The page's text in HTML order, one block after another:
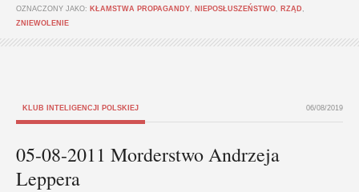
OZNACZONY JAKO: KŁAMSTWA PROPAGANDY NIEPOSŁUSZEŃSTWO RZĄD
ZNIEWOLENIE
KLUB INTELIGENCJI POLSKIEJ 06/08/2019
05-08-2011 Morderstwo Andrzeja
Leppera